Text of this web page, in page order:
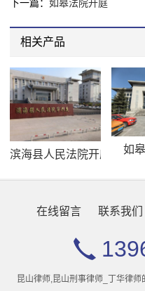
下一篇： 如皋法院开庭
相关产品
滨海县人民法院开庭 如
在线留言 联系我们
昆山律师,昆山刑事律师_丁华律